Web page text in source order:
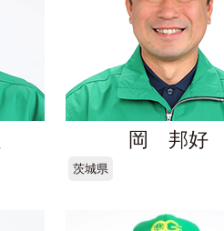
岡 邦好
茨城県